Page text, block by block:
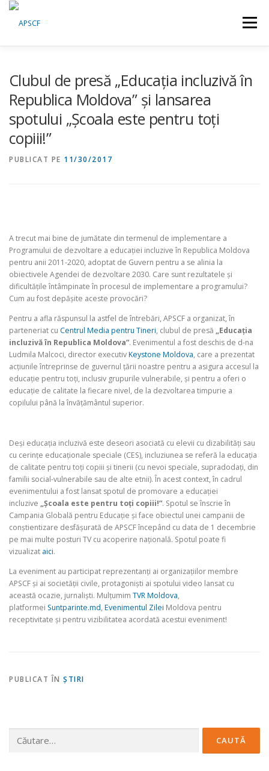
Sari
conținut
Meniu
RASPUNS CRIZA ADERĂ VIDEO CONTACT
ENGLISH
Clubul de presă „Educația incluzivă în
Republica Moldova” și lansarea
spotului „Școala este pentru toți
copiii!”
PUBLICAT PE 11/30/2017
A trecut mai bine de jumătate din termenul de implementare a
Programului de dezvoltare a educației incluzive în Republica Moldova
pentru anii 2011-2020, adoptat de Guvern pentru a se alinia la
obiectivele Agendei de dezvoltare 2030. Care sunt rezultatele și
dificultățile întâmpinate în procesul de implementare a programului?
Cum au fost depășite aceste provocări?
Pentru a afla răspunsul la astfel de întrebări, APSCF a organizat, în
parteneriat cu Centrul Media pentru Tineri, clubul de presă „Educația
incluzivă în Republica Moldova”. Evenimentul a fost deschis de d-na
Ludmila Malcoci, director executivKeystone Moldova, care a prezentat
acțiunile întreprinse de guvernul țării noastre pentru a asigura accesul la
educație pentru toți, inclusiv grupurile vulnerabile, și pentru a oferi o
educație de calitate la fiecare nivel, de la dezvoltarea timpurie a
copilului până la învățământul superior.
Deși educația incluzivă este deseori asociată cu elevii cu dizabilități sau
cu cerințe educaționale speciale (CES), incluziunea se referă la educația
de calitate pentru toți copiii și tinerii (cu nevoi speciale, supradodați, din
familii social-vulnerabile sau de alte etnii). În acest context, în cadrul
evenimentului a fost lansat spotul de promovare a educației
incluzive „Școala este pentru toți copiii!”. Spotul se înscrie în
Campania Globală pentru Educație și face obiectul unei campanii de
conștientizare desfășurată de APSCF începând cu data de 1 decembrie
pe mai multe posturi TV cu acoperire națională. Spotul poate fi
vizualizat aici.
La eveniment au participat reprezentanți ai organizațiilor membre
APSCF și ai societății civile, protagoniști ai spotului video lansat cu
această ocazie, jurnaliști. Mulțumim TVR Moldova,
platformei Suntparinte.md, Evenimentul Zilei Moldova pentru
receptivitate și pentru vizibilitatea acordată acestui eveniment!
PUBLICAT ÎN ŞTIRI
după: